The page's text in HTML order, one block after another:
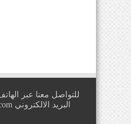
البريد الالكتروني